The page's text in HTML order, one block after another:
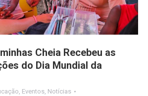
Cheia Recebeu as
do Dia Mundial da
, Eventos, Notícias